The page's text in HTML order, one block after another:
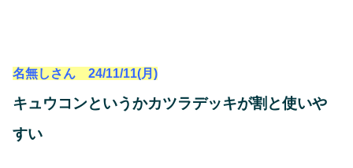
名無しさん 24/11/11(月)
キュウコンというかカツラデッキが割と使いや
すい